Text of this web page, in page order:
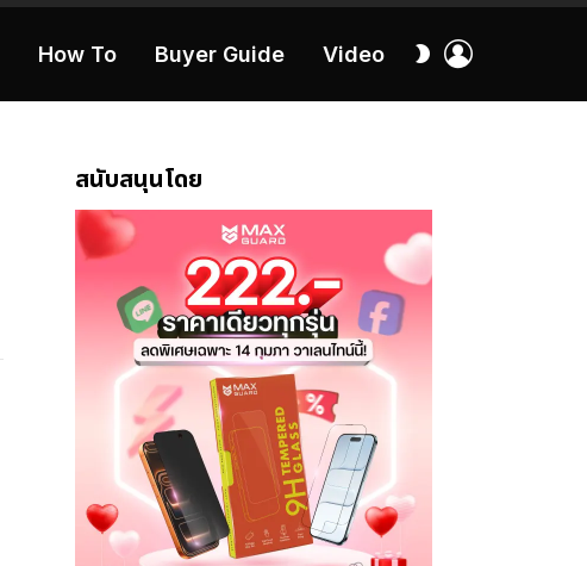
How To Buyer Guide Video
สลับ
สนับสนุนโดย